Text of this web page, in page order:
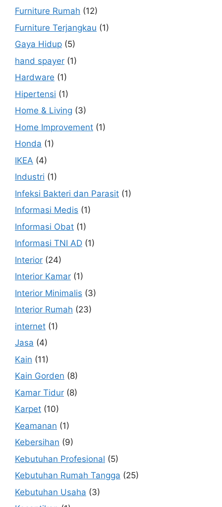
Furniture Rumah (12)
Furniture Terjangkau (1)
Gaya Hidup (5)
hand spayer (1)
Hardware (1)
Hipertensi (1)
Home & Living (3)
Home Improvement (1)
Honda (1)
IKEA (4)
Industri (1)
Infeksi Bakteri dan Parasit (1)
Informasi Medis (1)
Informasi Obat (1)
Informasi TNI AD (1)
Interior (24)
Interior Kamar (1)
Interior Minimalis (3)
Interior Rumah (23)
internet (1)
Jasa (4)
Kain (11)
Kain Gorden (8)
Kamar Tidur (8)
Karpet (10)
Keamanan (1)
Kebersihan (9)
Kebutuhan Profesional (5)
Kebutuhan Rumah Tangga (25)
Kebutuhan Usaha (3)